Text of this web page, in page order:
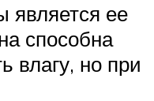
является ее
способна
влагу, но при